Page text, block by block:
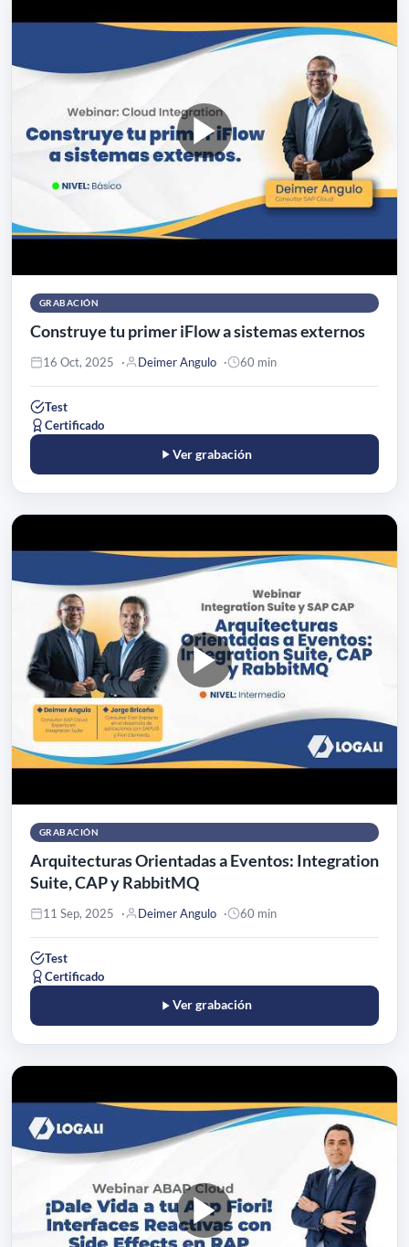
GRABACIÓN
Construye tu primer iFlow a sistemas externos
16 Oct, 2025 Deimer Angulo 60 min
Test
Certificado
Ver grabación
GRABACIÓN
Arquitecturas Orientadas a Eventos: Integration
Suite, CAP y RabbitMQ
11 Sep, 2025 Deimer Angulo 60 min
Test
Certificado
Ver grabación